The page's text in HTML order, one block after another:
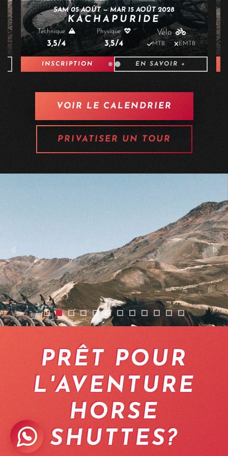
JEU 05 AOÛT — DIM 15 AOÛT 2027
KACHAPURIDE
Technique
3,5/4
Physique
3,5/4
Vélo
MTB EMTB
INSCRIPTION EN SAVOIR +
VOIR LE CALENDRIER
PRIVATISER UN TOUR
vtt georgie 1
vtt georgie 10
vtt georgie 11
vtt georgie 12
vtt georgie 2
vtt georgie 3
vtt georgie 4
vtt georgie 5
vtt georgie 6
vtt georgie 7
vtt georgie 8
vtt georgie 9
PRÊT POUR
L'AVENTURE
HORSE
SHUTTES?